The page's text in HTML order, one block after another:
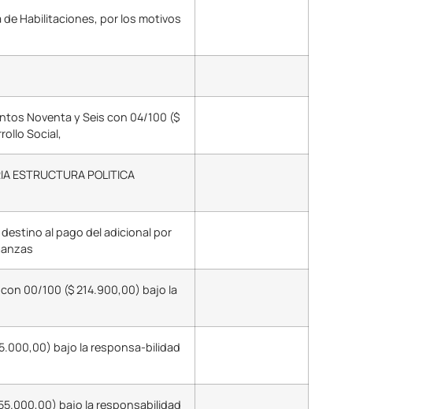
Habilitaciones, por los motivos
Noventa y Seis con 04/100 ($
Social,
ESTRUCTURA POLITICA
al pago del adicional por
00/100 ($ 214.900,00) bajo la
bajo la responsa-bilidad
bajo la responsabilidad